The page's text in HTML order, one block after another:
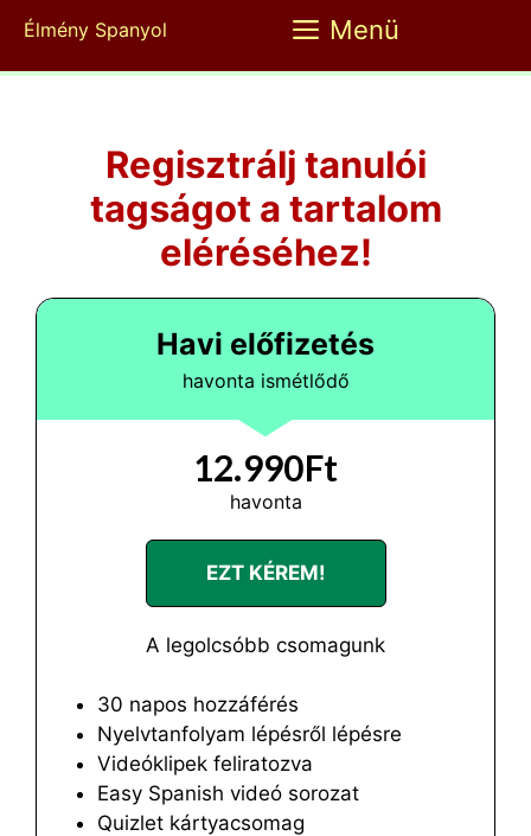
Kilépés
tartalomba
Élmény Spanyol Menü
Regisztrálj tanulói
tagságot a tartalom
eléréséhez!
Havi előfizetés
havonta ismétlődő
12.990Ft
havonta
EZT KÉREM!
A legolcsóbb csomagunk
30 napos hozzáférés
Nyelvtanfolyam lépésről lépésre
Videóklipek feliratozva
Easy Spanish videó sorozat
Quizlet kártyacsomag